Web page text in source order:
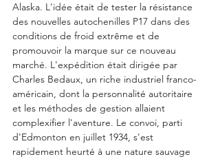
Alaska. L'idée était de tester la résistance
des nouvelles autochenilles P17 dans des
conditions de froid extrême et de
promouvoir la marque sur ce nouveau
marché. L'expédition était dirigée par
Charles Bedaux, un riche industriel franco-
américain, dont la personnalité autoritaire
et les méthodes de gestion allaient
complexifier l'aventure. Le convoi, parti
d'Edmonton en juillet 1934, s'est
rapidement heurté à une nature sauvage